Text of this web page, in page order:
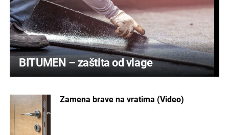
BITUMEN – zaštita od vlage
Zamena brave na vratima (Video)